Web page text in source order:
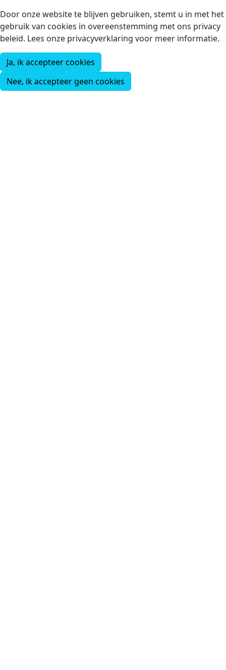
Door onze website te blijven gebruiken, stemt u in met het
gebruik van cookies in overeenstemming met ons privacy
beleid. Lees onze privacyverklaring voor meer informatie.
Ja, ik accepteer cookies
Nee, ik accepteer geen cookies